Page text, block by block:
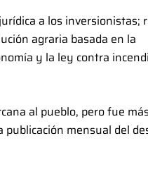
a los inversionistas;
agraria basada en la
y la ley contra
al pueblo, pero fue
mensual del